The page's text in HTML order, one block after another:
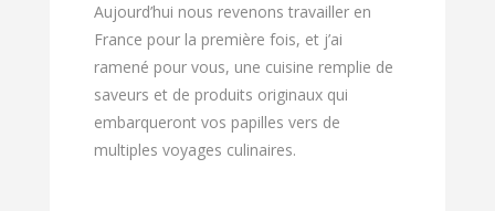
Aujourd’hui nous revenons travailler en
France pour la première fois, et j’ai
ramené pour vous, une cuisine remplie de
saveurs et de produits originaux qui
embarqueront vos papilles vers de
multiples voyages culinaires.